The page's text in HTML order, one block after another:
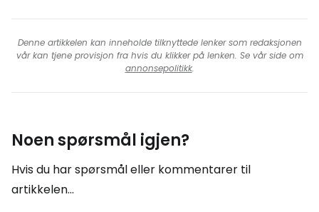
Denne artikkelen kan inneholde tilknyttede lenker som redaksjonen
vår kan tjene provisjon fra hvis du klikker på lenken. Se vår side om
annonsepolitikk.
Noen spørsmål igjen?
Hvis du har spørsmål eller kommentarer til
artikkelen...